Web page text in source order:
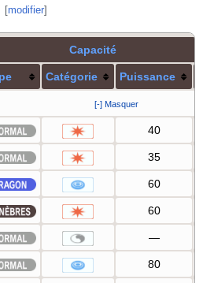
[modifier]
Capacité
Catégorie Puissance
[-] Masquer
40
35
60
60
—
80